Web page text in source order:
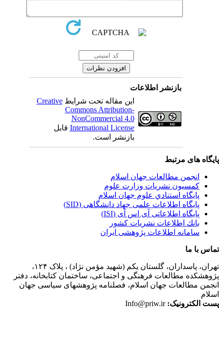
بازنشر اطلاعات
این مقاله تحت شرایطCreative
Commons Attribution-
NonCommercial 4.0
International Licenseقابل
بازنشر است.
های مرتبط
انجمن مطالعات جهان اسلام
کمسیون نشریات وزارت علوم
پايگاه استنادي علوم جهان اسلام
پایگاه اطلاعات علمی جهاد دانشگاهی (SID)
پایگاه اطلاعاتی آی اس آی (ISI)
بانك اطلاعات نشريات كشور
سامانه اطلاعات پژوهشی ایران
با ما
پاسداران، گلستان یکم (شهید مؤمن نژاد) ، پلاک ۱۲۴،
مطالعات فرهنگی و اجتماعی، ساختمان کتابخانه، دفتر
مطالعات جهان اسلام، فصلنامه پژوهشهای سیاسی جهان
الکترونیک:Info@priw.ir